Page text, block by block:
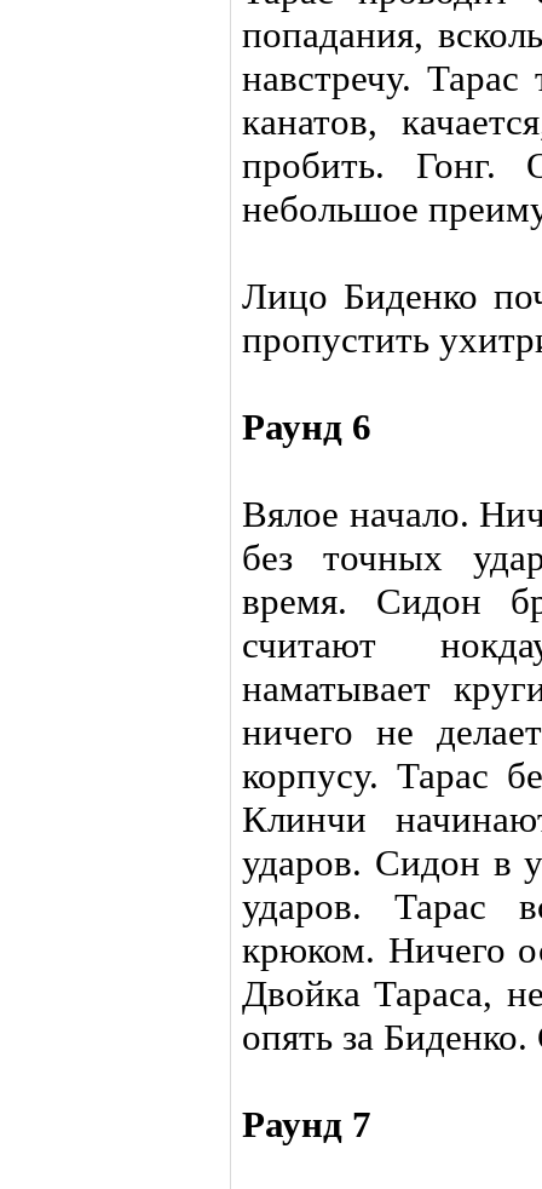
попадания,
навстречу.
канатов,
пробить. Гонг.
небольшое
Лицо Биденко
пропустить
Раунд 6
Вялое начало.
без точных
время. Сидон
считают
наматывает
ничего не
корпусу. Тарас
Клинчи
ударов. Сидон в
ударов. Тарас
крюком. Ничего
Двойка Тараса,
опять за
Раунд 7